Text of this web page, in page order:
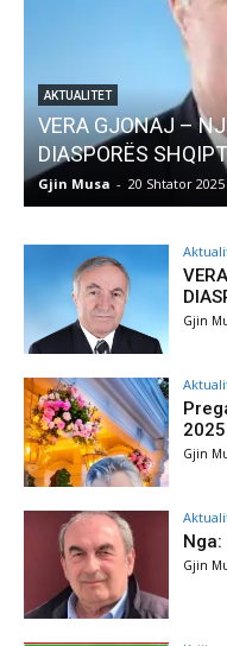
– NJË EMËR I
SHQIPTARE NË ITALI
Shtator 2025 1
Gjin
2025
Gjin
Nga:
Gjin